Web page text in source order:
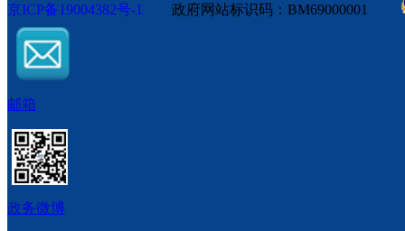
京ICP备19004382号-1
政府网站标识码：BM69000001
邮箱
政务微博